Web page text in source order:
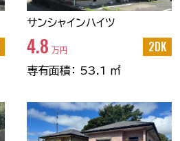
サンシャインハイツ
4.8 万円 2DK
専有面積： 53.1 ㎡